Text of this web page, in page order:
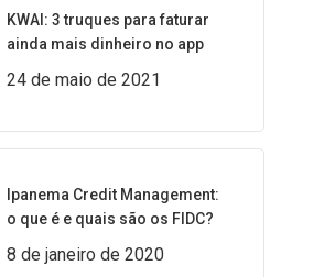
KWAI: 3 truques para faturar
ainda mais dinheiro no app
24 de maio de 2021
Ipanema Credit Management:
o que é e quais são os FIDC?
8 de janeiro de 2020